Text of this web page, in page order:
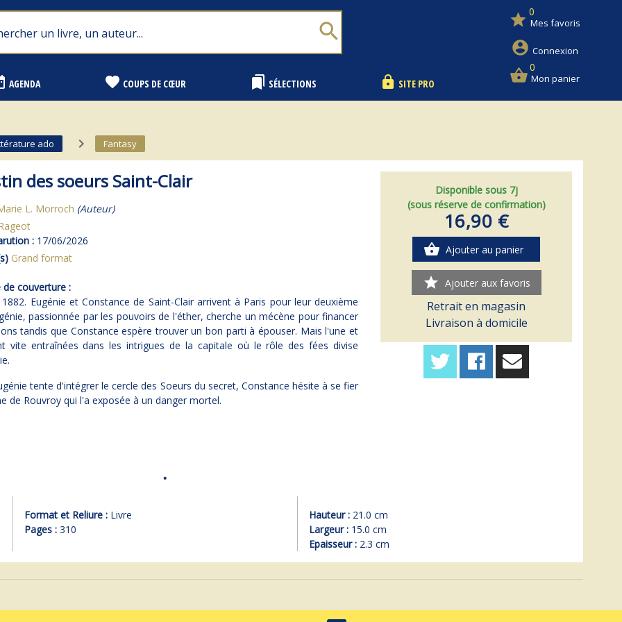
search
AGENDA favorite COUPS DE CŒUR bookmarks SÉLECTIONS lock SITE PRO
star 0
Mes favoris
account_circle Connexion
shopping_basket0
Mon panier
ado navigate_next Fantasy
des soeurs Saint-Clair
L. Morroch (Auteur)
: 17/06/2026
Grand format
couverture :
Eugénie et Constance de Saint-Clair arrivent à Paris pour leur deuxième
passionnée par les pouvoirs de l'éther, cherche un mécène pour financer
tandis que Constance espère trouver un bon parti à épouser. Mais l'une et
vite entraînées dans les intrigues de la capitale où le rôle des fées divise
tente d'intégrer le cercle des Soeurs du secret, Constance hésite à se fier
de Rouvroy qui l'a exposée à un danger mortel.
Disponible sous 7j
(sous réserve de confirmation)
16,90 €
shopping_basket Ajouter au panier
star Ajouter aux favoris
Retrait en magasin
Livraison à domicile
Format et Reliure : Livre
Pages :310
Hauteur : 21.0 cm
Largeur : 15.0 cm
Epaisseur : 2.3 cm